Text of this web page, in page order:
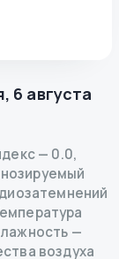
, 6 августа
— 0.0,
—
воздуха